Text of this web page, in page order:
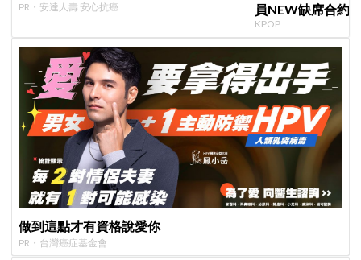
PR・安達人壽 安心抗癌
員NEW缺席合約
篇章
KPOP
做到這點才有資格說愛你
PR・台灣癌症基金會